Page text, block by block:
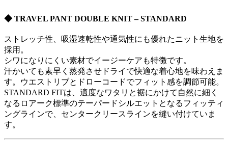
◆ TRAVEL PANT DOUBLE KNIT – STANDARD
ストレッチ性、吸湿速乾性や通気性にも優れたニット生地を
採用。
シワになりにくい素材でイージーケアも特徴です。
汗かいても素早く蒸発させドライで快適な着心地を味わえま
す。ウエストリブとドローコードでフィット感を調節可能。
STANDARD FITは、適度なワタリと裾にかけて自然に細く
なるロアーク標準のテーパードシルエットとなるフィッティ
ングラインで、センタークリースラインを縫い付けていま
す。